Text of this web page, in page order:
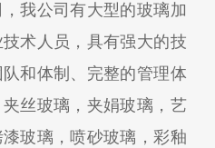
我公司有大型的玻璃加
术人员，具有强大的技
和体制、完整的管理体
丝玻璃，夹娟玻璃，艺
玻璃，喷砂玻璃，彩釉